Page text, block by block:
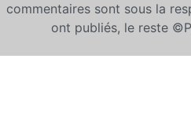
commentaires sont sous la
ont publiés, le reste